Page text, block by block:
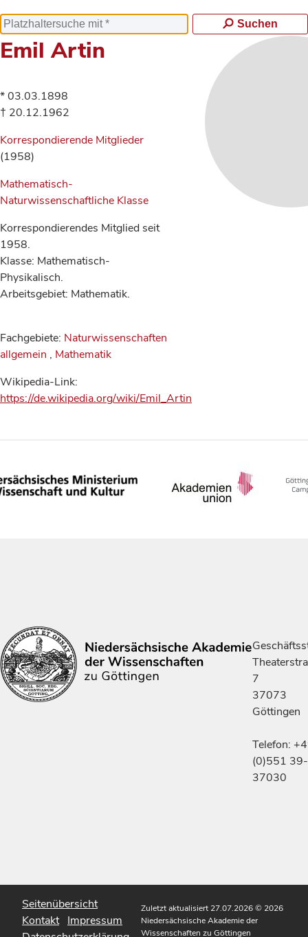
Suchen
Emil Artin
* 03.03.1898
† 20.12.1962
Korrespondierende Mitglieder
(1958)
Mathematisch-
Naturwissenschaftliche Klasse
Korrespondierendes Mitglied seit
1958.
Klasse: Mathematisch-
Physikalisch.
Arbeitsgebiet: Mathematik.
Fachgebiete: Naturwissenschaften
allgemein , Mathematik
Wikipedia-Link:
https://de.wikipedia.org/wiki/Emil_Artin
7
37073
Göttingen
Telefon:
(0)551 39-
37030
Seitenübersicht
Kontakt Impressum
Zuletzt aktualisiert 27.07.2026© 2026
Niedersächsische Akademie der
Wissenschaften zu Göttingen